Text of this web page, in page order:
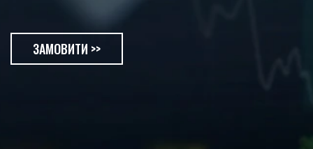
ЗАМОВИТИ >>